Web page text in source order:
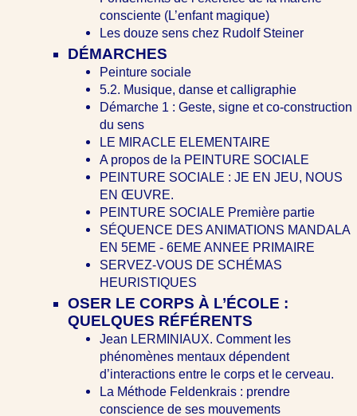
consciente (L’enfant magique)
Les douze sens chez Rudolf Steiner
DÉMARCHES
Peinture sociale
5.2. Musique, danse et calligraphie
Démarche 1 : Geste, signe et co-construction
du sens
LE MIRACLE ELEMENTAIRE
A propos de la PEINTURE SOCIALE
PEINTURE SOCIALE : JE EN JEU, NOUS
EN ŒUVRE.
PEINTURE SOCIALE Première partie
SÉQUENCE DES ANIMATIONS MANDALA
EN 5EME - 6EME ANNEE PRIMAIRE
SERVEZ-VOUS DE SCHÉMAS
HEURlSTIQUES
OSER LE CORPS À L’ÉCOLE :
QUELQUES RÉFÉRENTS
Jean LERMINIAUX. Comment les
phénomènes mentaux dépendent
d’interactions entre le corps et le cerveau.
La Méthode Feldenkrais : prendre
conscience de ses mouvements